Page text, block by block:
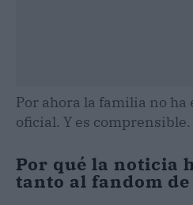
Por ahora la familia no
oficial. Y es comprensible.
Por qué la noticia
tanto al fandom de